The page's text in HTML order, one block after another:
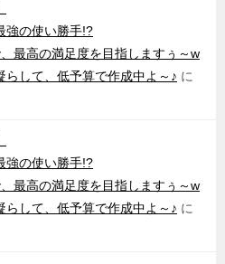
強の使い勝手!?
最高の満足度を目指しますぅ～w
して、低予算で作成中よ～♪ に
強の使い勝手!?
最高の満足度を目指しますぅ～w
して、低予算で作成中よ～♪ に